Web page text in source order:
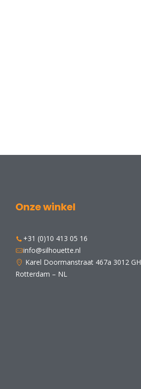
Onze winkel
+31 (0)10 413 05 16
info@silhouette.nl
Karel Doormanstraat 467a 3012 GH
Rotterdam – NL